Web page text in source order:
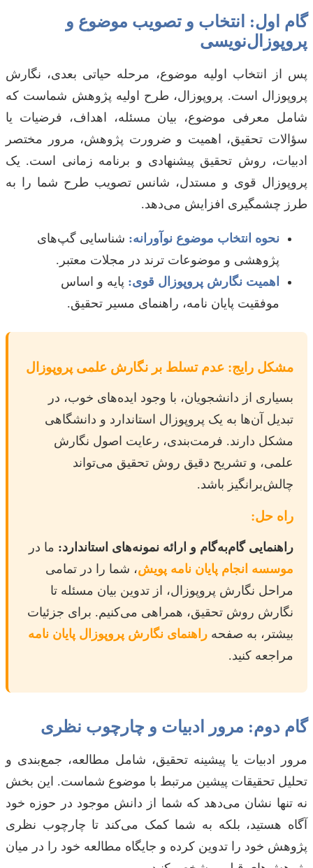
گام اول: انتخاب و تصویب موضوع و
پروپوزال‌نویسی
پس از انتخاب اولیه موضوع، مرحله حیاتی بعدی، نگارش
پروپوزال است. پروپوزال، طرح اولیه پژوهش شماست که
شامل معرفی موضوع، بیان مسئله، اهداف، فرضیات یا
سؤالات تحقیق، اهمیت و ضرورت پژوهش، مرور مختصر
ادبیات، روش تحقیق پیشنهادی و برنامه زمانی است. یک
پروپوزال قوی و مستدل، شانس تصویب طرح شما را به
طرز چشمگیری افزایش می‌دهد.
نحوه انتخاب موضوع نوآورانه: شناسایی گپ‌های
پژوهشی و موضوعات ترند در مجلات معتبر.
اهمیت نگارش پروپوزال قوی: پایه و اساس
موفقیت پایان نامه، راهنمای مسیر تحقیق.
مشکل رایج: عدم تسلط بر نگارش علمی پروپوزال
بسیاری از دانشجویان، با وجود ایده‌های خوب، در
تبدیل آن‌ها به یک پروپوزال استاندارد و دانشگاهی
مشکل دارند. فرمت‌بندی، رعایت اصول نگارش
علمی، و تشریح دقیق روش تحقیق می‌تواند
چالش‌برانگیز باشد.
راه حل:
راهنمایی گام‌به‌گام و ارائه نمونه‌های استاندارد: ما در
موسسه انجام پایان نامه پویش، شما را در تمامی
مراحل نگارش پروپوزال، از تدوین بیان مسئله تا
نگارش روش تحقیق، همراهی می‌کنیم. برای جزئیات
بیشتر، به صفحه راهنمای نگارش پروپوزال پایان نامه
مراجعه کنید.
گام دوم: مرور ادبیات و چارچوب نظری
مرور ادبیات یا پیشینه تحقیق، شامل مطالعه، جمع‌بندی و
تحلیل تحقیقات پیشین مرتبط با موضوع شماست. این بخش
نه تنها نشان می‌دهد که شما از دانش موجود در حوزه خود
آگاه هستید، بلکه به شما کمک می‌کند تا چارچوب نظری
پژوهش خود را تدوین کرده و جایگاه مطالعه خود را در میان